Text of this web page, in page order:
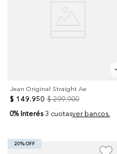
Jean Original Straight Ae
$ 149.950 $ 299.900
0% Interés 3 cuotasver bancos.
20% OFF